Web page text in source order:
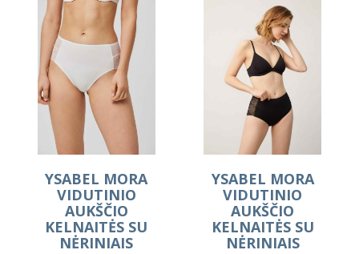
YSABEL MORA
VIDUTINIO
AUKŠČIO
KELNAITĖS SU
NĖRINIAIS
YSABEL MORA
VIDUTINIO
AUKŠČIO
KELNAITĖS SU
NĖRINIAIS